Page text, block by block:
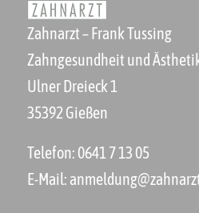
Zahnarzt – Frank Tussing
Zahngesundheit und
Ulner Dreieck 1
35392 Gießen
Telefon: 0641 7 13 05
E-Mail: